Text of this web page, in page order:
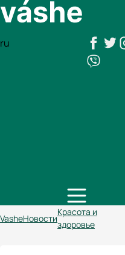
ru
VasheНовости
Красота и
здоровье